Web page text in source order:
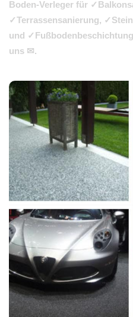
Boden-Verleger für
✓Terrassensanierung,
und
uns ✉.